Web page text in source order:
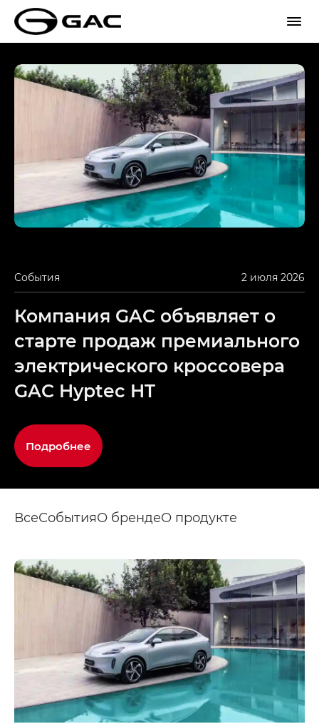
События 2 июля 2026
Компания GAC объявляет о
старте продаж премиального
электрического кроссовера
GAC Hyptec HT
Подробнее
ВсеСобытияО брендеО продукте